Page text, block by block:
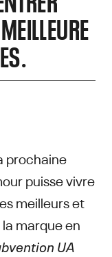
prochaine
puisse vivre
meilleurs et
marque en
UA